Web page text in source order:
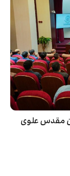
مقدس علوی